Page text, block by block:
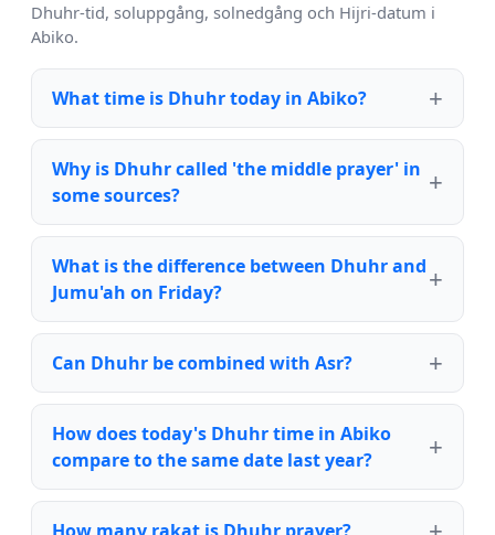
Dhuhr-tid, soluppgång, solnedgång och Hijri-datum i
Abiko.
What time is Dhuhr today in Abiko?
Why is Dhuhr called 'the middle prayer' in
some sources?
What is the difference between Dhuhr and
Jumu'ah on Friday?
Can Dhuhr be combined with Asr?
How does today's Dhuhr time in Abiko
compare to the same date last year?